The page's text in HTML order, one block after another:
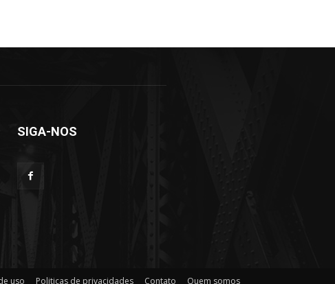
SIGA-NOS
uso Politicas de privacidades Contato Quem somos